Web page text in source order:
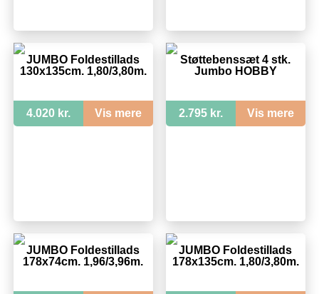
JUMBO Foldestillads
130x135cm. 1,80/3,80m.
4.020 kr. Vis mere
Støttebenssæt 4 stk.
Jumbo HOBBY
2.795 kr. Vis mere
JUMBO Foldestillads
178x74cm. 1,96/3,96m.
JUMBO Foldestillads
178x135cm. 1,80/3,80m.